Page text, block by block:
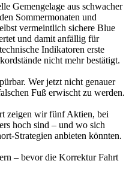
Gemengelage aus schwacher
Sommermonaten und
vermeintlich sichere Blue
und damit anfällig für
Indikatoren erste
nicht mehr bestätigt.
Wer jetzt nicht genauer
Fuß erwischt zu werden.
zeigen wir fünf Aktien, bei
hoch sind – und wo sich
Strategien anbieten könnten.
– bevor die Korrektur Fahrt